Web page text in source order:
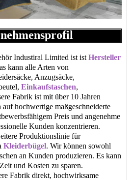
Industiral Limited ist ist Hersteller
kann alle Arten von
Anzugsäcke,
Einkaufstaschen,
Fabrik ist mit über 10 Jahren
hochwertige maßgeschneiderte
Preis und angenehme
Kunden konzentrieren.
Produktionslinie für
Kleiderbügel. Wir können sowohl
an Kunden produzieren. Es kann
und Kosten zu sparen.
Fabrik direkt, hochwirksame